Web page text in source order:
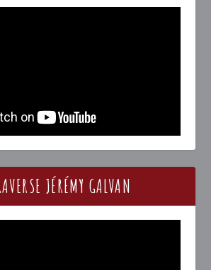
JÉRÉMY GALVAN